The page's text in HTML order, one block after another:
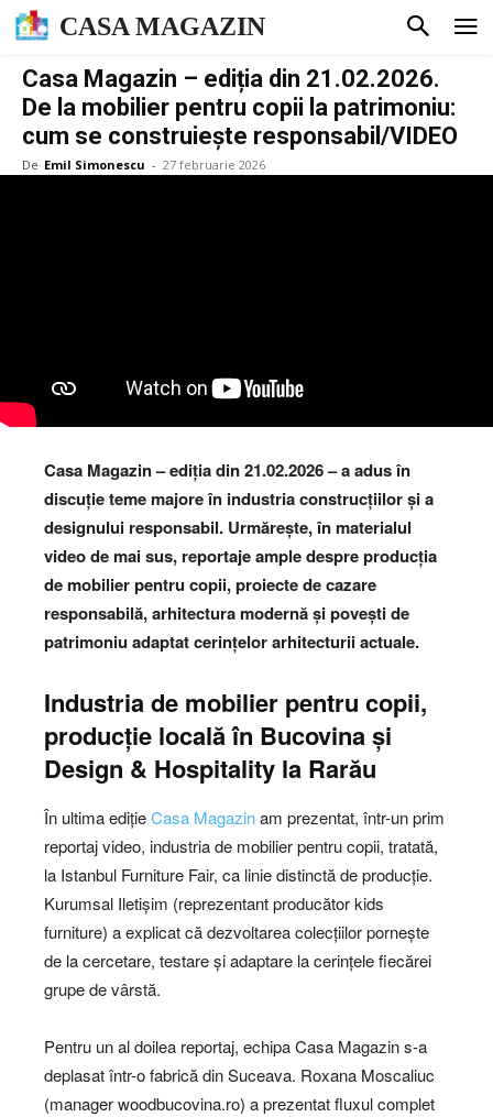
CASA MAGAZIN
Casa Magazin – ediția din 21.02.2026.
De la mobilier pentru copii la patrimoniu:
cum se construiește responsabil/VIDEO
De Emil Simonescu - 27 februarie 2026
Casa Magazin – ediția din 21.02.2026 – a adus în
discuție teme majore în industria construcțiilor și a
designului responsabil. Urmărește, în materialul
video de mai sus, reportaje ample despre producția
de mobilier pentru copii, proiecte de cazare
responsabilă, arhitectura modernă și povești de
patrimoniu adaptat cerințelor arhitecturii actuale.
Industria de mobilier pentru copii,
producție locală în Bucovina și
Design & Hospitality la Rarău
În ultima edițieCasa Magazinam prezentat, într-un prim
reportaj video, industria de mobilier pentru copii, tratată,
la Istanbul Furniture Fair, ca linie distinctă de producție.
Kurumsal Iletișim (reprezentant producător kids
furniture) a explicat că dezvoltarea colecțiilor pornește
de la cercetare, testare și adaptare la cerințele fiecărei
grupe de vârstă.
Pentru un al doilea reportaj, echipa Casa Magazin s-a
deplasat într-o fabrică din Suceava. Roxana Moscaliuc
(manager woodbucovina.ro) a prezentat fluxul complet